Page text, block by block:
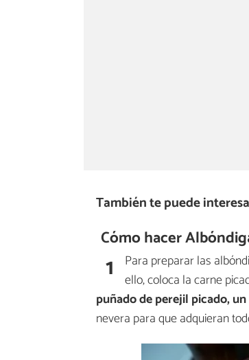
También te puede
Cómo hacer
1 Para preparar las
ello, coloca la carne
puñado de perejil picado,
nevera para que adquieran